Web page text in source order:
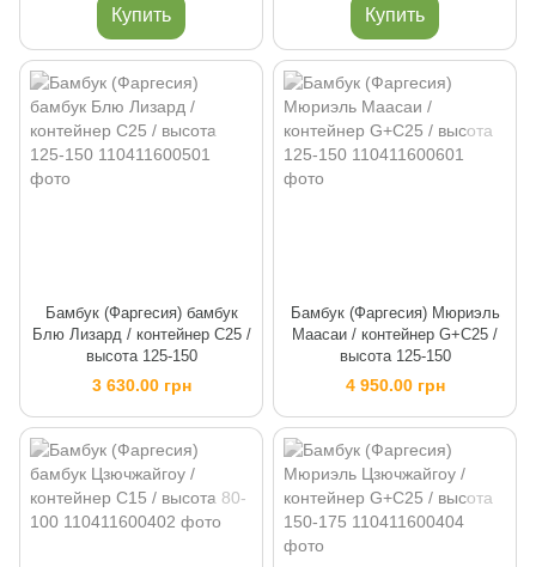
Купить Купить
Бамбук (Фаргесия) бамбук
Блю Лизард / контейнер C25 /
высота 125-150
3 630.00 грн
Бамбук (Фаргесия) Мюриэль
Маасаи / контейнер G+C25 /
высота 125-150
4 950.00 грн